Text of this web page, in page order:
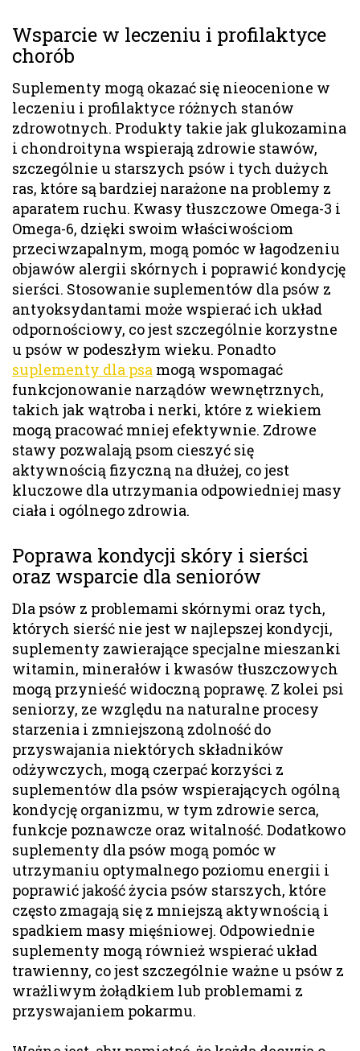
Wsparcie w leczeniu i profilaktyce
chorób
Suplementy mogą okazać się nieocenione w
leczeniu i profilaktyce różnych stanów
zdrowotnych. Produkty takie jak glukozamina
i chondroityna wspierają zdrowie stawów,
szczególnie u starszych psów i tych dużych
ras, które są bardziej narażone na problemy z
aparatem ruchu. Kwasy tłuszczowe Omega-3 i
Omega-6, dzięki swoim właściwościom
przeciwzapalnym, mogą pomóc w łagodzeniu
objawów alergii skórnych i poprawić kondycję
sierści. Stosowanie suplementów dla psów z
antyoksydantami może wspierać ich układ
odpornościowy, co jest szczególnie korzystne
u psów w podeszłym wieku. Ponadto
suplementy dla psa mogą wspomagać
funkcjonowanie narządów wewnętrznych,
takich jak wątroba i nerki, które z wiekiem
mogą pracować mniej efektywnie. Zdrowe
stawy pozwalają psom cieszyć się
aktywnością fizyczną na dłużej, co jest
kluczowe dla utrzymania odpowiedniej masy
ciała i ogólnego zdrowia.
Poprawa kondycji skóry i sierści
oraz wsparcie dla seniorów
Dla psów z problemami skórnymi oraz tych,
których sierść nie jest w najlepszej kondycji,
suplementy zawierające specjalne mieszanki
witamin, minerałów i kwasów tłuszczowych
mogą przynieść widoczną poprawę. Z kolei psi
seniorzy, ze względu na naturalne procesy
starzenia i zmniejszoną zdolność do
przyswajania niektórych składników
odżywczych, mogą czerpać korzyści z
suplementów dla psów wspierających ogólną
kondycję organizmu, w tym zdrowie serca,
funkcje poznawcze oraz witalność. Dodatkowo
suplementy dla psów mogą pomóc w
utrzymaniu optymalnego poziomu energii i
poprawić jakość życia psów starszych, które
często zmagają się z mniejszą aktywnością i
spadkiem masy mięśniowej. Odpowiednie
suplementy mogą również wspierać układ
trawienny, co jest szczególnie ważne u psów z
wrażliwym żołądkiem lub problemami z
przyswajaniem pokarmu.